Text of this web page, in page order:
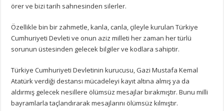
örer ve bizi tarih sahnesinden silerler.
Özellikle bin bir zahmetle, kanla, canla, çileyle kurulan Türkiye
Cumhuriyeti Devleti ve onun aziz milleti her zaman her türlü
sorunun üstesinden gelecek bilgiler ve kodlara sahiptir.
Türkiye Cumhuriyeti Devletinin kurucusu, Gazi Mustafa Kemal
Atatürk verdiği destansı mücadeleyi kayıt altına almış ya da
aldırmış gelecek nesillere ölümsüz mesajlar bırakmıştır. Bunu milli
bayramlarla taçlandırarak mesajlarını ölümsüz kılmıştır.